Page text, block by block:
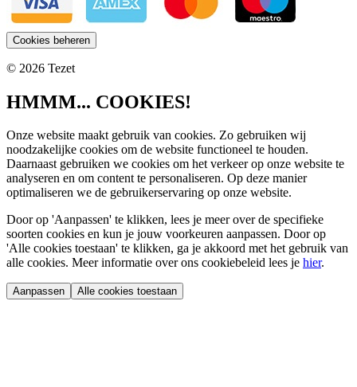
Cookies beheren
© 2026 Tezet
HMMM... COOKIES!
Onze website maakt gebruik van cookies. Zo gebruiken wij
noodzakelijke cookies om de website functioneel te houden.
Daarnaast gebruiken we cookies om het verkeer op onze website te
analyseren en om content te personaliseren. Op deze manier
optimaliseren we de gebruikerservaring op onze website.
Door op 'Aanpassen' te klikken, lees je meer over de specifieke
soorten cookies en kun je jouw voorkeuren aanpassen. Door op
'Alle cookies toestaan' te klikken, ga je akkoord met het gebruik van
alle cookies. Meer informatie over ons cookiebeleid lees je hier.
Aanpassen Alle cookies toestaan